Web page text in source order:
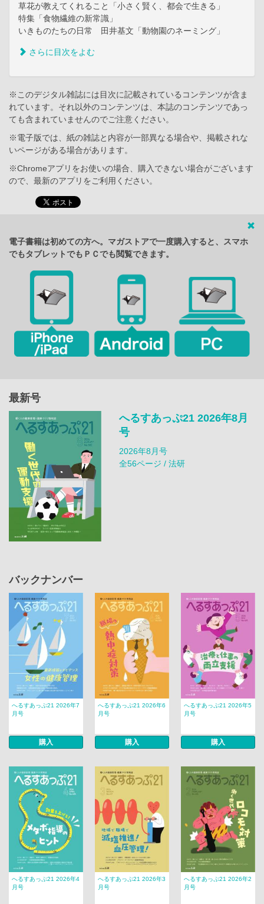
草花が教えてくれること「小さく賢く、都会で生きる」
特集「食物繊維の新常識」
いきものたちの日常 田井基文「動物園のネーミング」
さらに目次をよむ
※このデジタル雑誌には目次に記載されているコンテンツが含ま
れています。それ以外のコンテンツは、本誌のコンテンツであっ
ても含まれていませんのでご注意ください。
※電子版では、紙の雑誌と内容が一部異なる場合や、掲載されな
いページがある場合があります。
※Chromeアプリをお使いの場合、購入できない場合がございます
ので、最新のアプリをご利用ください。
電子書籍は初めての方へ。マガストアで一度購入すると、スマホ
でもタブレットでもＰＣでも閲覧できます。
最新号
へるすあっぷ21 2026年8月
号
2026年8月号
全56ページ / 法研
バックナンバー
へるすあっぷ21 2026年7
月号
購入
へるすあっぷ21 2026年6
月号
購入
へるすあっぷ21 2026年5
月号
購入
へるすあっぷ21 2026年4
月号
へるすあっぷ21 2026年3
月号
へるすあっぷ21 2026年2
月号